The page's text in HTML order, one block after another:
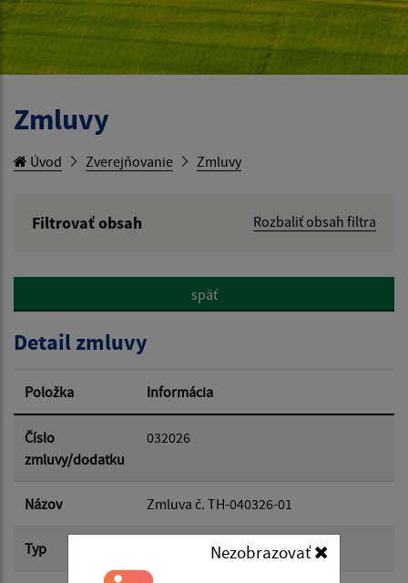
Nezobrazovať
Zmluvy
Úvod Zverejňovanie Zmluvy
Filtrovať obsah
Rozbaliť obsah filtra
Hľadať v:
Dátum od:
Dátum do:
Suma od:
späť
Detail zmluvy
Položka Informácia
Číslo
zmluvy/dodatku
032026
Názov Zmluva č. TH-040326-01
Typ Hlavná zmluva